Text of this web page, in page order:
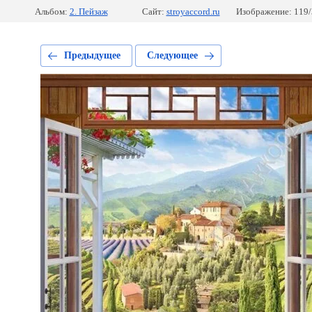
Альбом: 2. Пейзаж Сайт: stroyaccord.ru Изображение:
Предыдущее Следующее